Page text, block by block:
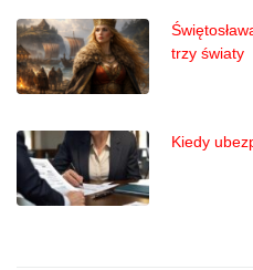
trzy światy
Kiedy